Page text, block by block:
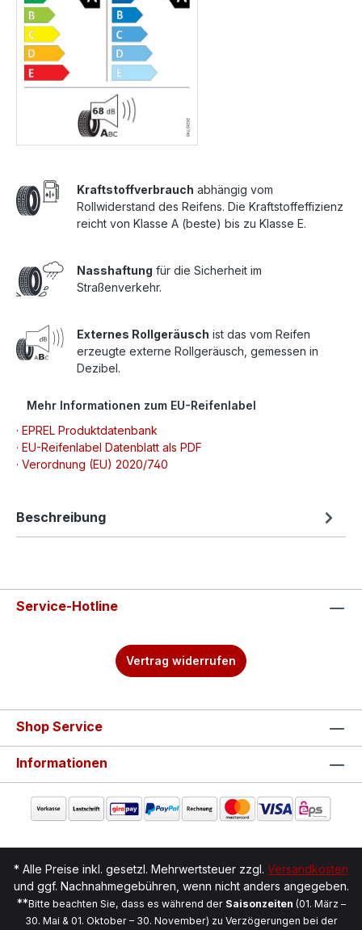
Kraftstoffverbrauch abhängig vom
Rollwiderstand des Reifens. Die Kraftstoffeffizienz
reicht von Klasse A (beste) bis zu Klasse E.
Nasshaftung für die Sicherheit im
Straßenverkehr.
Externes Rollgeräusch ist das vom Reifen
erzeugte externe Rollgeräusch, gemessen in
Dezibel.
Mehr Informationen zum EU-Reifenlabel
· EPREL Produktdatenbank
· EU-Reifenlabel Datenblatt als PDF
· Verordnung (EU) 2020/740
Beschreibung
Service-Hotline
Vertrag widerrufen
Shop Service
Informationen
* Alle Preise inkl. gesetzl. Mehrwertsteuer zzgl. Versandkosten
und ggf. Nachnahmegebühren, wenn nicht anders angegeben.
**Bitte beachten Sie, dass es während der Saisonzeiten (01. März –
30. Mai & 01. Oktober – 30. November) zu Verzögerungen bei der